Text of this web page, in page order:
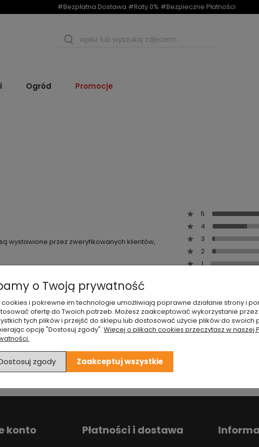
#Bezpłatna Dostawa #Raty 0% #Bezpieczne Płatności
Ogród Promocje
wystawione przez zweryfikowanych klientów,
5
4
3
2
1
konto Płatności i dostawa
o Twoją prywatność
cookies i pokrewne im technologie umożliwiają poprawne działanie strony i
ofertę do Twoich potrzeb. Możesz zaakceptować wykorzystanie przez
tych plików i przejść do sklepu lub dostosować użycie plików do swoich
opcję "Dostosuj zgody". Więcej o plikach cookies przeczytasz w naszej
zgody Zaakceptuj wszystkie